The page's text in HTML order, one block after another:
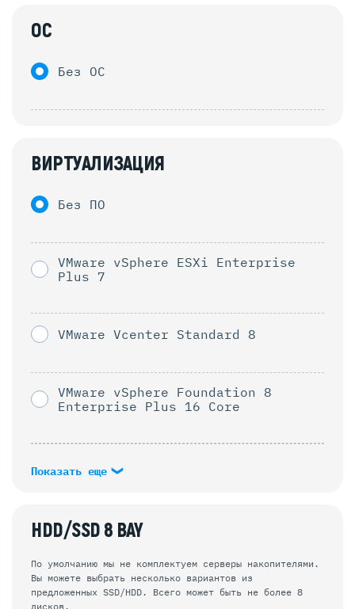
ОС
Без ОС
ВИРТУАЛИЗАЦИЯ
Без ПО
VMware vSphere ESXi Enterprise
Plus 7
VMware Vcenter Standard 8
VMware vSphere Foundation 8
Enterprise Plus 16 Core
Показать еще
HDD/SSD 8 BAY
По умолчанию мы не комплектуем серверы накопителями.
Вы можете выбрать несколько вариантов из
предложенных SSD/HDD. Всего может быть не более 8
дисков.